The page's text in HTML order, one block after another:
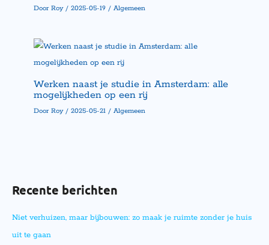
DoorRoy/2025-05-19/Algemeen
Werken naast je studie in Amsterdam: alle
mogelijkheden op een rij
DoorRoy/2025-05-21/Algemeen
Recente berichten
Niet verhuizen, maar bijbouwen: zo maak je ruimte zonder je huis
uit te gaan